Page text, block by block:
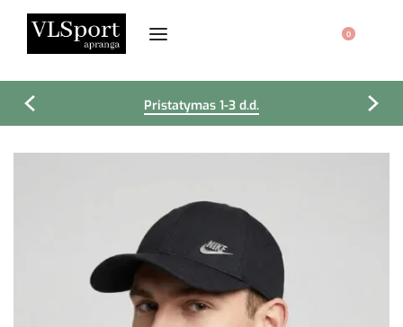
0
Pristatymas 1-3 d.d.